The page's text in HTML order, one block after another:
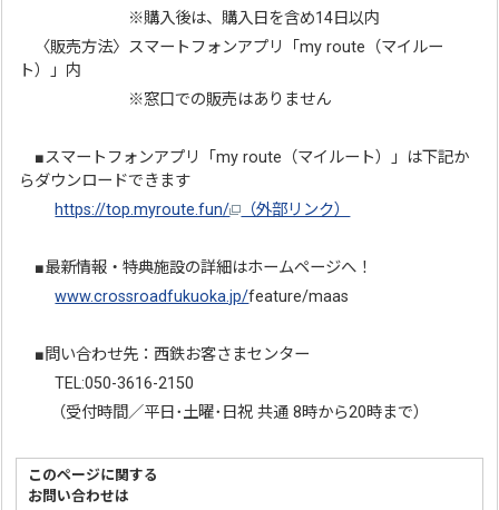
※購入後は、購入日を含め14日以内
〈販売方法〉スマートフォンアプリ「my route（マイルー
ト）」内
※窓口での販売はありません
■スマートフォンアプリ「my route（マイルート）」は下記か
らダウンロードできます
https://top.myroute.fun/
（外部リンク）
■最新情報・特典施設の詳細はホームページへ！
www.crossroadfukuoka.jp/feature/maas
■問い合わせ先：西鉄お客さまセンター
TEL:050-3616-2150
（受付時間／平日･土曜･日祝 共通 8時から20時まで）
このページに関する
お問い合わせは